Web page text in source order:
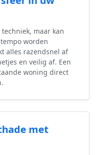
maar kan
worden
alles razendsnel af
en veilig af. Een
woning direct
met